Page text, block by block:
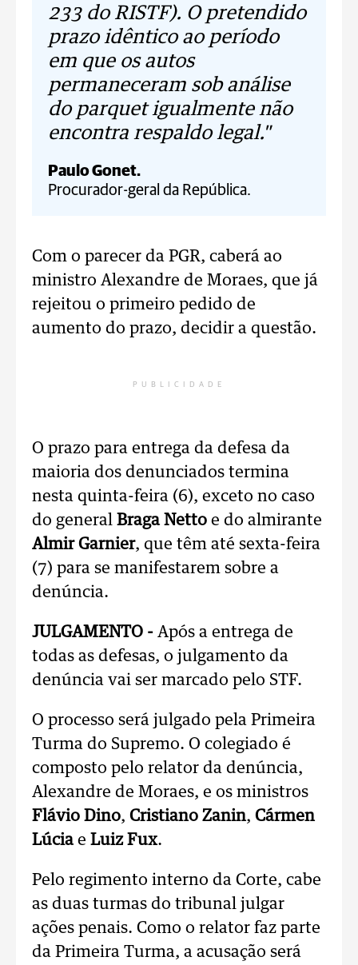
233 do RISTF). O pretendido
prazo idêntico ao período
em que os autos
permaneceram sob análise
do parquet igualmente não
encontra respaldo legal."
Paulo Gonet.
Procurador-geral da República.
Com o parecer da PGR, caberá ao
ministro Alexandre de Moraes, que já
rejeitou o primeiro pedido de
aumento do prazo, decidir a questão.
PUBLICIDADE
O prazo para entrega da defesa da
maioria dos denunciados termina
nesta quinta-feira (6), exceto no caso
do general Braga Netto e do almirante
Almir Garnier, que têm até sexta-feira
(7) para se manifestarem sobre a
denúncia.
JULGAMENTO - Após a entrega de
todas as defesas, o julgamento da
denúncia vai ser marcado pelo STF.
O processo será julgado pela Primeira
Turma do Supremo. O colegiado é
composto pelo relator da denúncia,
Alexandre de Moraes, e os ministros
Flávio Dino, Cristiano Zanin, Cármen
Lúciae Luiz Fux.
Pelo regimento interno da Corte, cabe
as duas turmas do tribunal julgar
ações penais. Como o relator faz parte
da Primeira Turma, a acusação será